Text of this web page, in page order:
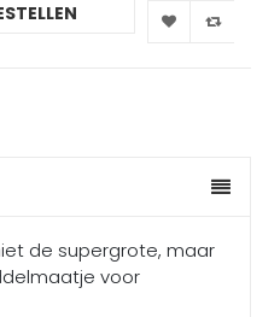
de supergrote, maar
voor